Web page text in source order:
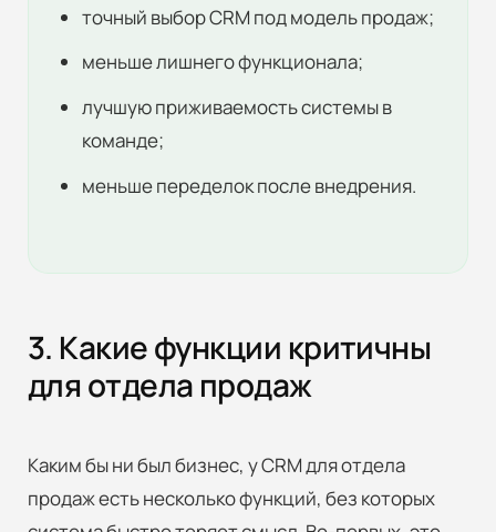
точный выбор CRM под модель продаж;
меньше лишнего функционала;
лучшую приживаемость системы в
команде;
меньше переделок после внедрения.
3. Какие функции критичны
для отдела продаж
Каким бы ни был бизнес, у CRM для отдела
продаж есть несколько функций, без которых